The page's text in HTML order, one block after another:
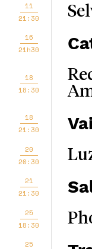
11
21:30
16
21h30
18
18:30
18
21:30
20
20:30
21
21:30
25
18:30
25